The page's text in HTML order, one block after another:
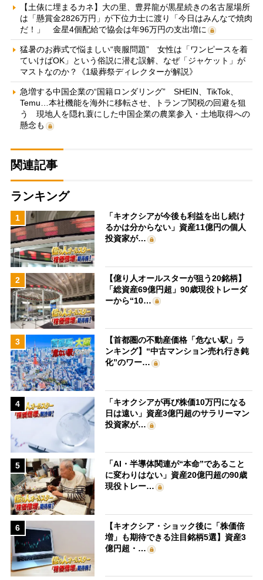
【土俵に埋まるカネ】大の里、豊昇龍が黒星続きの名古屋場所
は「懸賞金2826万円」が下位力士に渡り「今日はみんなで焼肉
だ！」 金星4個配給で協会は年96万円の支出増に
猛暑のお葬式で悩ましい“喪服問題” 女性は「ワンピースを着
ていけばOK」という俗説に潜む誤解、なぜ「ジャケット」が
マストなのか？《1級葬祭ディレクターが解説》
急増する中国企業の“国籍ロンダリング” SHEIN、TikTok、
Temu…本社機能を海外に移転させ、トランプ関税の回避を狙
う 現地人を隠れ蓑にした中国企業の農業参入・土地取得への
懸念も
関連記事
ランキング
1
「キオクシアが今後も利益を出し続け
るかは分からない」資産11億円の個人
投資家が…
2
【億り人オールスターが狙う20銘柄】
「総資産69億円超」90歳現役トレーダ
ーから“10…
3
【首都圏の不動産価格「危ない駅」ラ
ンキング】“中古マンション売れ行き鈍
化”のワー…
4
「キオクシアが再び株価10万円になる
日は遠い」資産3億円超のサラリーマン
投資家が…
5
「AI・半導体関連が“本命”であること
に変わりはない」資産20億円超の90歳
現役トレー…
6
【キオクシア・ショック後に「株価倍
増」も期待できる注目銘柄5選】資産3
億円超・…